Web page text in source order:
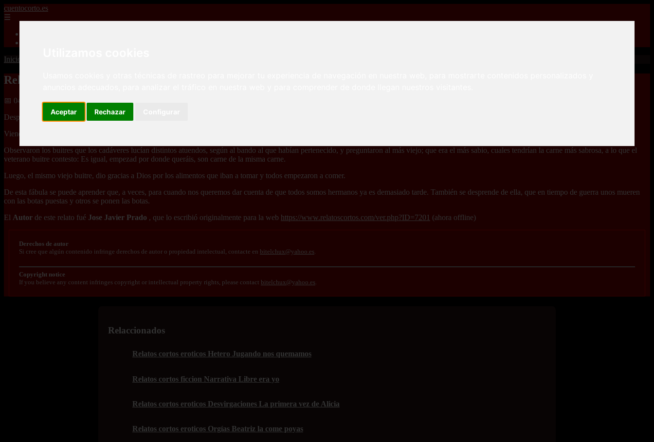
Aceptar Rechazar
cuentocorto.es
☰
Inicio
Relatos cortos humor Fabulas Los buitres y los soldados
📅 04/08/2025
Después de una cruenta contienda que enfrentaba a dos bandos, un numeroso grupo de buitres sobrevolaba el campo de batalla, donde se apiñaban los cadáveres de los valientes soldados.
Viendo que ya todos estaban muertos y que no había quedado nadie para enterrar a los caídos, decidieron bajar a dar buena cuenta del festín que las desavenencias ajenas les habían regalado.
Observaron los buitres que los cadáveres lucían distintos atuendos, según al bando al que habían pertenecido, y preguntaron al más viejo; que era el más sabio, cuales tendrían la carne más sabrosa, a lo que el
veterano buitre contesto: Es igual, empezad por donde queráis, son carne de la misma carne.
Luego, el mismo viejo buitre, dio gracias a Dios por los alimentos que iban a tomar y todos empezaron a comer.
De esta fábula se puede aprender que, a veces, para cuando nos queremos dar cuenta de que todos somos hermanos ya es demasiado tarde. También se desprende de ella, que en tiempo de guerra unos mueren
con las botas puestas y otros se ponen las botas.
El Autor de este relato fué Jose Javier Prado , que lo escribió originalmente para la web https://www.relatoscortos.com/ver.php?ID=7201 (ahora offline)
Derechos de autor
Si cree que algún contenido infringe derechos de autor o propiedad intelectual, contacte en bitelchux@yahoo.es
Copyright notice
If you believe any content infringes copyright or intellectual property rights, please contact bitelchux@yahoo.es
Relaccionados
Relatos cortos eroticos Hetero Jugando nos quemamos
Relatos cortos ficcion Narrativa Libre era yo
Relatos cortos eroticos Desvirgaciones La primera vez de Alicia
Relatos cortos eroticos Orgías Beatriz la come poyas